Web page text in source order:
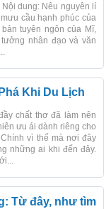
dung: Nêu nguyên lí
cầu hạnh phúc của
tuyên ngôn của Mĩ,
nhân đạo và văn
Khi Du Lịch
chất thơ đã làm nên
ưu ái dành riêng cho
vì thế mà nơi đây
những ai khi đến đây.
Từ đây, như tìm